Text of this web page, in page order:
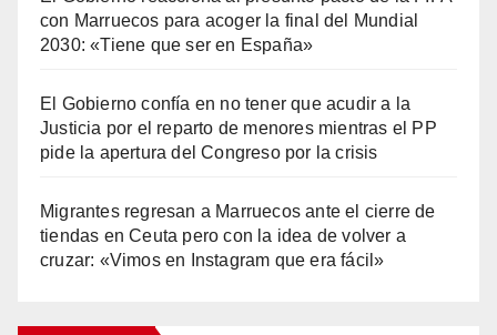
con Marruecos para acoger la final del Mundial
2030: «Tiene que ser en España»
El Gobierno confía en no tener que acudir a la
Justicia por el reparto de menores mientras el PP
pide la apertura del Congreso por la crisis
Migrantes regresan a Marruecos ante el cierre de
tiendas en Ceuta pero con la idea de volver a
cruzar: «Vimos en Instagram que era fácil»